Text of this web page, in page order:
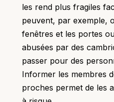
les rend plus fragiles
peuvent, par exemple,
fenêtres et les portes
abusées par des
passer pour des
Informer les membres
proches permet de les